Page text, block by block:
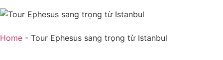
Home - Tour Ephesus sang trọng từ Istanbul